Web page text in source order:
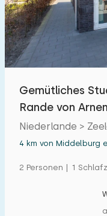
Gemütliches
Rande von
Niederlande >
4 km von Middelburg
2 Personen | 1